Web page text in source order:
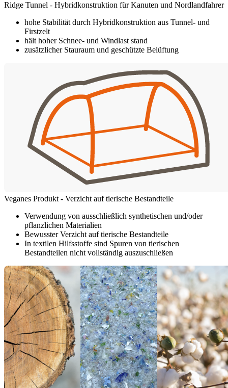
Ridge Tunnel - Hybridkonstruktion für Kanuten und Nordlandfahrer
hohe Stabilität durch Hybridkonstruktion aus Tunnel- und
Firstzelt
hält hoher Schnee- und Windlast stand
zusätzlicher Stauraum und geschützte Belüftung
Veganes Produkt - Verzicht auf tierische Bestandteile
Verwendung von ausschließlich synthetischen und/oder
pflanzlichen Materialien
Bewusster Verzicht auf tierische Bestandteile
In textilen Hilfsstoffe sind Spuren von tierischen
Bestandteilen nicht vollständig auszuschließen